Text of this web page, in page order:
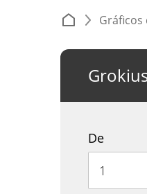
Gráficos
De